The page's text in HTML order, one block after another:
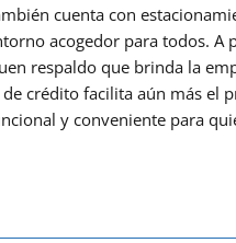
cuenta con
acogedor para todos. A
respaldo que brinda la
crédito facilita aún más el
y conveniente para